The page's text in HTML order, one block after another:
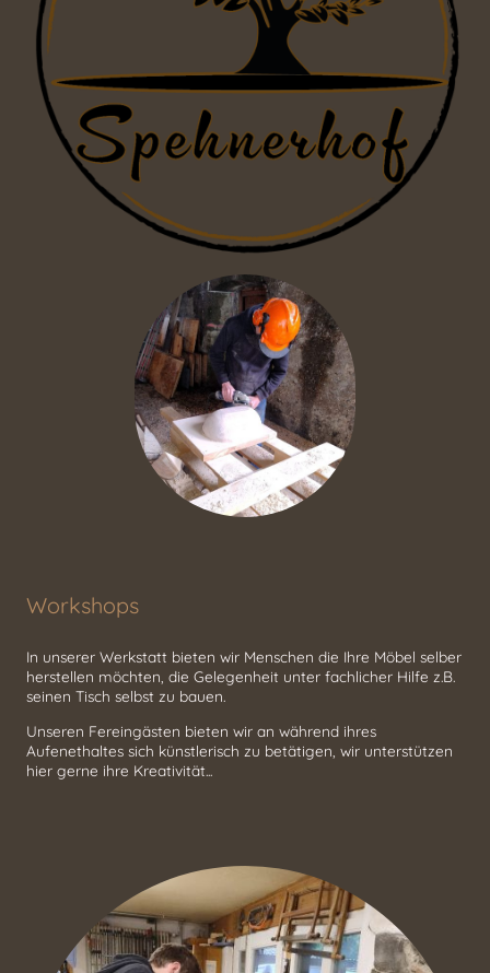
Workshops
In unserer Werkstatt bieten wir Menschen die Ihre Möbel selber
herstellen möchten, die Gelegenheit unter fachlicher Hilfe z.B.
seinen Tisch selbst zu bauen.
Unseren Fereingästen bieten wir an während ihres
Aufenethaltes sich künstlerisch zu betätigen, wir unterstützen
hier gerne ihre Kreativität...